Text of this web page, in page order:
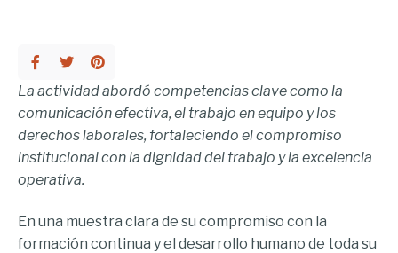
La actividad abordó competencias clave como la
comunicación efectiva, el trabajo en equipo y los
derechos laborales, fortaleciendo el compromiso
institucional con la dignidad del trabajo y la excelencia
operativa.
En una muestra clara de su compromiso con la
formación continua y el desarrollo humano de toda su